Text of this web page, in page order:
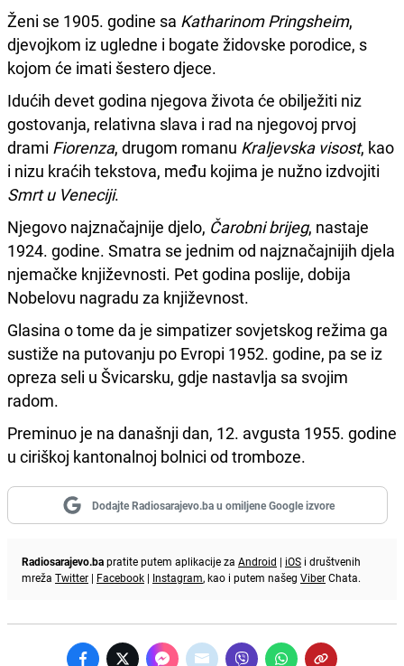
Ženi se 1905. godine sa Katharinom Pringsheim,
djevojkom iz ugledne i bogate židovske porodice, s
kojom će imati šestero djece.
Idućih devet godina njegova života će obilježiti niz
gostovanja, relativna slava i rad na njegovoj prvoj
drami Fiorenza, drugom romanu Kraljevska visost, kao
i nizu kraćih tekstova, među kojima je nužno izdvojiti
Smrt u Veneciji.
Njegovo najznačajnije djelo, Čarobni brijeg, nastaje
1924. godine. Smatra se jednim od najznačajnijih djela
njemačke književnosti. Pet godina poslije, dobija
Nobelovu nagradu za književnost.
Glasina o tome da je simpatizer sovjetskog režima ga
sustiže na putovanju po Evropi 1952. godine, pa se iz
opreza seli u Švicarsku, gdje nastavlja sa svojim
radom.
Preminuo je na današnji dan, 12. avgusta 1955. godine
u ciriškoj kantonalnoj bolnici od tromboze.
Dodajte Radiosarajevo.ba u omiljene Google izvore
Radiosarajevo.bapratite putem aplikacije za Android | iOS i društvenih
mreža Twitter | Facebook | Instagram, kao i putem našeg ViberChata.